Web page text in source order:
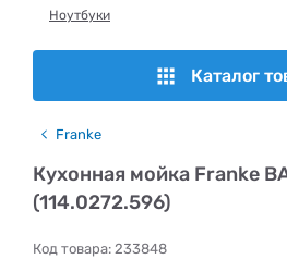
Ноутбуки
Каталог
Franke
Кухонная мойка Franke
(114.0272.596)
Код товара: 233848